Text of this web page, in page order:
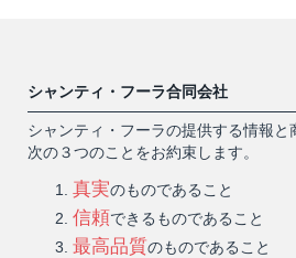
シャンティ・フーラ合同会社
シャンティ・フーラの提供する情報と
次の３つのことをお約束します。
真実のものであること
信頼できるものであること
最高品質のものであること